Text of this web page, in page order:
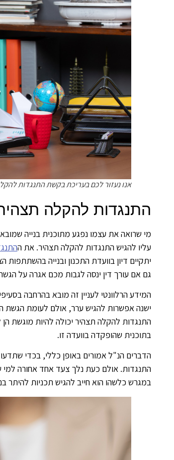
אנו נעזור לכם בעריכת בקשת התנגדות
התנגדות להקלה
מי שרואה את עצמו נפגע מתוכנית בנייה
עליו להגיש התנגדות להקלה תצהיר. את ה
יתקיים דיון בוועדת התכנון ובנייה
גם אם עורך דין ינסה לגבות מכם אגרה על
ישנה אפשרות להגיש ערר, אולם לעומת הגשת
התנגדות להקלה תצהיר יכולה להיות מוגשת הן
בתוכנית שהופקדה בוועדה זו.
הדברים הנ"ל אמורים באופן כללי, בכדי
התנגדות. אולם כעת נלך צעד אחד אחורה למי
במגרש כלשהו הוא חייב להגיש תכניות להיתר